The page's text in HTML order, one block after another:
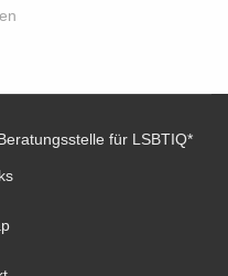
für LSBTIQ*